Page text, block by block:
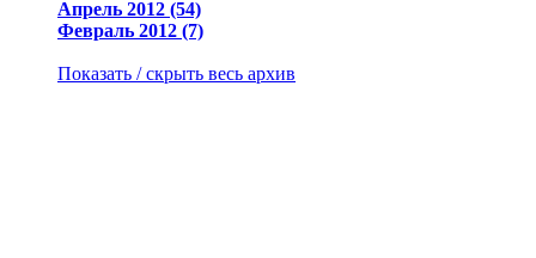
Апрель 2012 (54)
Февраль 2012 (7)
Показать / скрыть весь архив